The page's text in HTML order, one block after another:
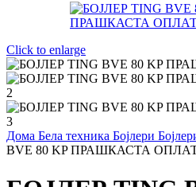
Click to enlarge
Дома Бела техника Бојлери
BVE 80 KP ПРАШКАСТА